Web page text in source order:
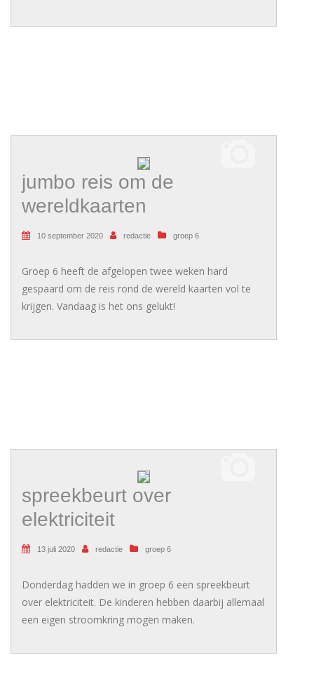
jumbo reis om de
wereldkaarten
10 september 2020 redactie groep 6
Groep 6 heeft de afgelopen twee weken hard
gespaard om de reis rond de wereld kaarten vol te
krijgen. Vandaag is het ons gelukt!
spreekbeurt over
elektriciteit
13 juli 2020 redactie groep 6
Donderdag hadden we in groep 6 een spreekbeurt
over elektriciteit. De kinderen hebben daarbij allemaal
een eigen stroomkring mogen maken.